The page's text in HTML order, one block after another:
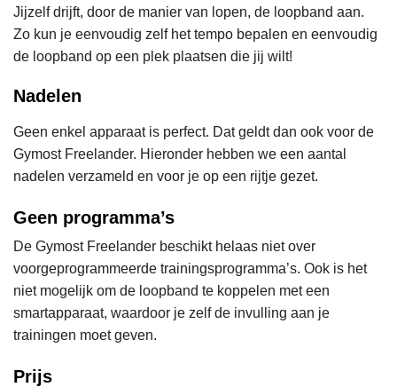
Jijzelf drijft, door de manier van lopen, de loopband aan.
Zo kun je eenvoudig zelf het tempo bepalen en eenvoudig
de loopband op een plek plaatsen die jij wilt!
Nadelen
Geen enkel apparaat is perfect. Dat geldt dan ook voor de
Gymost Freelander. Hieronder hebben we een aantal
nadelen verzameld en voor je op een rijtje gezet.
Geen programma’s
De Gymost Freelander beschikt helaas niet over
voorgeprogrammeerde trainingsprogramma’s. Ook is het
niet mogelijk om de loopband te koppelen met een
smartapparaat, waardoor je zelf de invulling aan je
trainingen moet geven.
Prijs